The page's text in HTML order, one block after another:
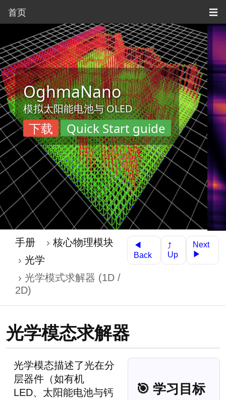
首页 ☰
OghmaNano
模拟太阳能电池与 OLED
下载 Quick Start guide
手册
核心物理模块
光学
光学模式求解器 (1D /
2D)
◀
Back
⤴
Up
Next
▶
光学模态求解器
🎯 学习目标
光学模态描述了光在分
层器件（如有机
LED、太阳能电池与钙